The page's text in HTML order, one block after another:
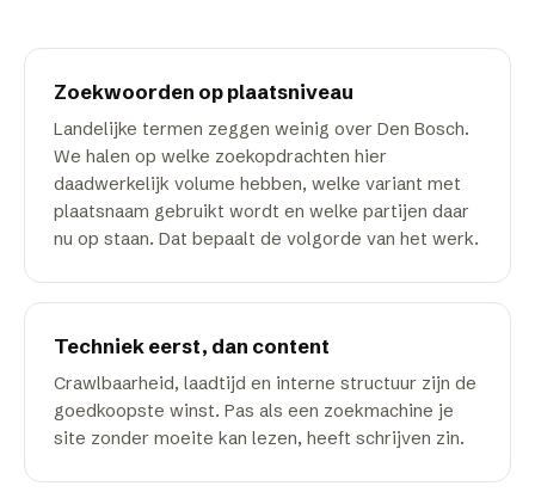
Zoekwoorden op plaatsniveau
Landelijke termen zeggen weinig over Den Bosch.
We halen op welke zoekopdrachten hier
daadwerkelijk volume hebben, welke variant met
plaatsnaam gebruikt wordt en welke partijen daar
nu op staan. Dat bepaalt de volgorde van het werk.
Techniek eerst, dan content
Crawlbaarheid, laadtijd en interne structuur zijn de
goedkoopste winst. Pas als een zoekmachine je
site zonder moeite kan lezen, heeft schrijven zin.